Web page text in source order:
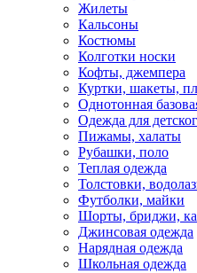
Жилеты
Кальсоны
Костюмы
Колготки носки
Кофты, джемпера
Куртки, шакеты,
Однотонная
Одежда для
Пижамы, халаты
Рубашки, поло
Теплая одежда
Толстовки,
Футболки, майки
Шорты, бриджи,
Джинсовая одежда
Нарядная одежда
Школьная одежда